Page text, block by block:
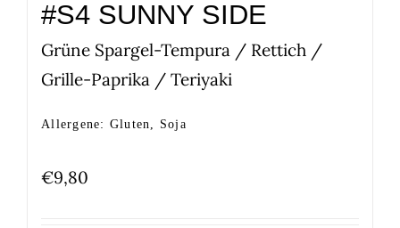
#S4 SUNNY SIDE
Grüne Spargel-Tempura / Rettich /
Grille-Paprika / Teriyaki
Allergene: Gluten, Soja
€9,80